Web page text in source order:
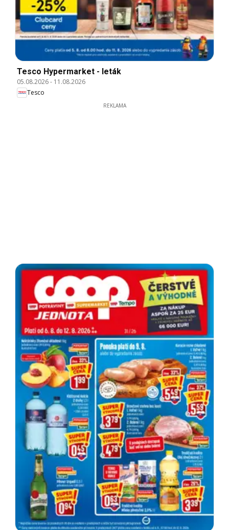
Tesco Hypermarket - leták
05.08.2026- 11.08.2026
Tesco
REKLAMA